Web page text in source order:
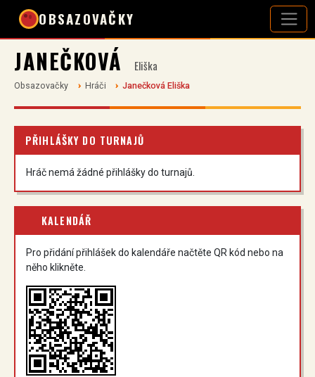
OBSAZOVAČKY
JANEČKOVÁ Eliška
Obsazovačky Hráči Janečková Eliška
PŘIHLÁŠKY DO TURNAJŮ
Hráč nemá žádné přihlášky do turnajů.
KALENDÁŘ
Pro přidání přihlášek do kalendáře načtěte QR kód nebo na
něho klikněte.